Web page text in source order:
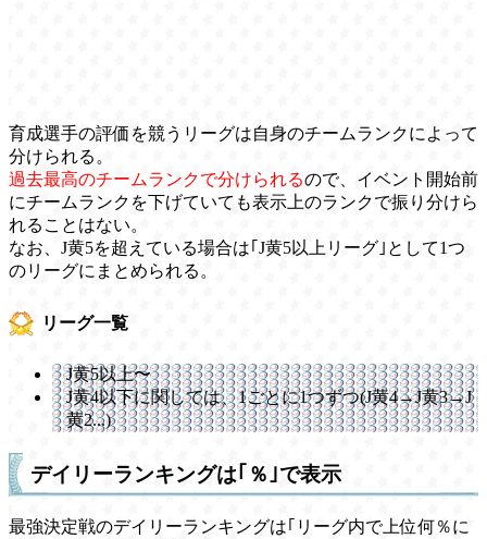
育成選手の評価を競うリーグは自身のチームランクによって
分けられる。
過去最高のチームランクで分けられるので、イベント開始前
にチームランクを下げていても表示上のランクで振り分けら
れることはない。
なお、J黄5を超えている場合は｢J黄5以上リーグ｣として1つ
のリーグにまとめられる。
リーグ一覧
J黄5以上〜
J黄4以下に関しては、1ごとに1つずつ(J黄4→J黄3→J
黄2...)
デイリーランキングは｢％｣で表示
最強決定戦のデイリーランキングは｢リーグ内で上位何％に